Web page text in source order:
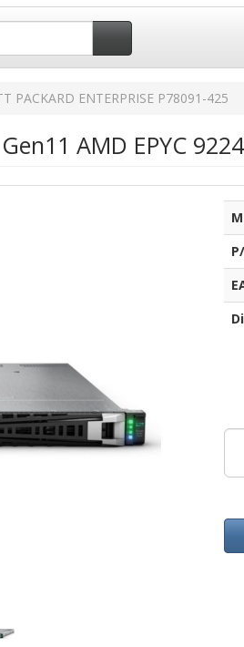
PACKARD ENTERPRISE P78091-425
AMD EPYC